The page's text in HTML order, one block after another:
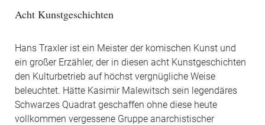
Acht Kunstgeschichten
Hans Traxler ist ein Meister der komischen Kunst und
ein großer Erzähler, der in diesen acht Kunstgeschichten
den Kulturbetrieb auf höchst vergnügliche Weise
beleuchtet. Hätte Kasimir Malewitsch sein legendäres
Schwarzes Quadrat geschaffen ohne diese heute
vollkommen vergessene Gruppe anarchistischer